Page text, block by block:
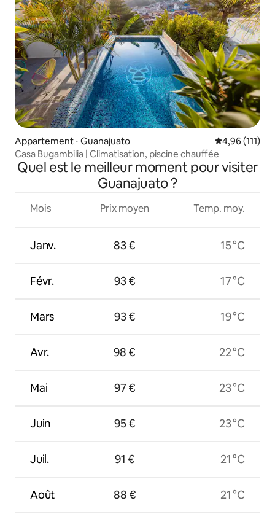
Appartement ⋅ Guanajuato Évaluation
4,96 (111)
Casa Bugambilia | Climatisation, piscine chauffée
Quel est le meilleur moment pour visiter
Guanajuato ?
Mois
Janv.
Févr.
Mars
Avr.
Mai
Juin
Juil.
Août
Prix moyen
83 €
93 €
93 €
98 €
97 €
95 €
91 €
88 €
Temp. moy.
15 °C
17 °C
19 °C
22 °C
23 °C
23 °C
21 °C
21 °C